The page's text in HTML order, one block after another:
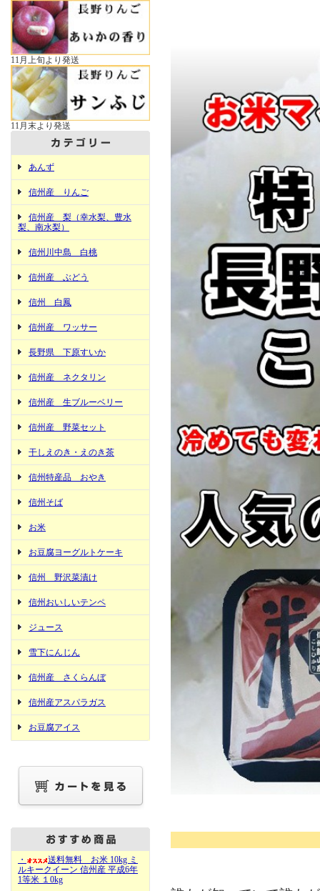
11月上旬より発送
11月末より発送
あんず
信州産 りんご
信州産 梨（幸水梨、豊水
梨、南水梨）
信州川中島 白桃
信州産 ぶどう
信州 白鳳
信州産 ワッサー
長野県 下原すいか
信州産 ネクタリン
信州産 生ブルーベリー
信州産 野菜セット
干しえのき・えのき茶
信州特産品 おやき
信州そば
お米
お豆腐ヨーグルトケーキ
信州 野沢菜漬け
信州おいしいテンペ
ジュース
雪下にんじん
信州産 さくらんぼ
信州産アスパラガス
お豆腐アイス
・
送料無料 お米 10kg ミ
ルキークイーン 信州産 平成6年
1等米 １0kg